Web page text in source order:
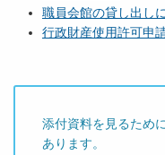
職員会館の貸し出し
行政財産使用許可申
添付資料を見るため
あります。